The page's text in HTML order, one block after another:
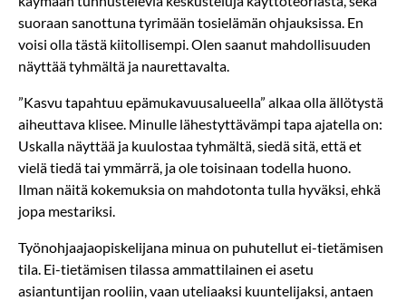
suoraan sanottuna tyrimään tosielämän ohjauksissa. En
voisi olla tästä kiitollisempi. Olen saanut mahdollisuuden
näyttää tyhmältä ja naurettavalta.
”Kasvu tapahtuu epämukavuusalueella” alkaa olla ällötystä
aiheuttava klisee. Minulle lähestyttävämpi tapa ajatella on:
Uskalla näyttää ja kuulostaa tyhmältä, siedä sitä, että et
vielä tiedä tai ymmärrä, ja ole toisinaan todella huono.
Ilman näitä kokemuksia on mahdotonta tulla hyväksi, ehkä
jopa mestariksi.
Työnohjaajaopiskelijana minua on puhutellut ei-tietämisen
tila. Ei-tietämisen tilassa ammattilainen ei asetu
asiantuntijan rooliin, vaan uteliaaksi kuuntelijaksi, antaen